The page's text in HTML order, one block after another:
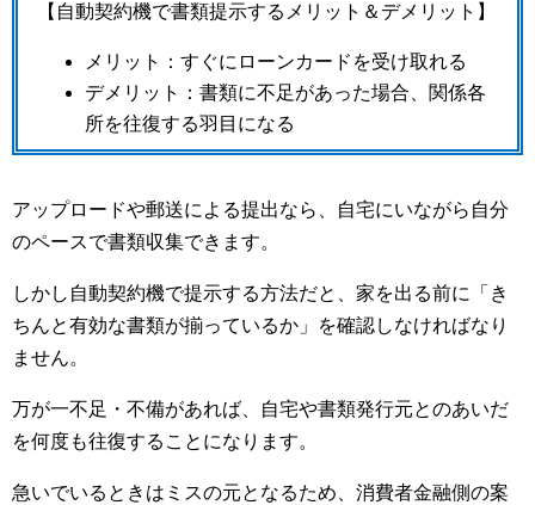
【自動契約機で書類提示するメリット＆デメリット】
メリット：すぐにローンカードを受け取れる
デメリット：書類に不足があった場合、関係各
所を往復する羽目になる
アップロードや郵送による提出なら、自宅にいながら自分
のペースで書類収集できます。
しかし自動契約機で提示する方法だと、家を出る前に「き
ちんと有効な書類が揃っているか」を確認しなければなり
ません。
万が一不足・不備があれば、自宅や書類発行元とのあいだ
を何度も往復することになります。
急いでいるときはミスの元となるため、消費者金融側の案